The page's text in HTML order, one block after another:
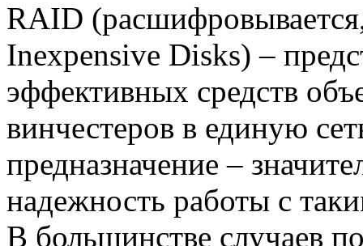
RAID
Inexpensive Disks) –
эффективных средств
винчестеров в единую
предназначение –
надежность работы с
В большинстве случаев